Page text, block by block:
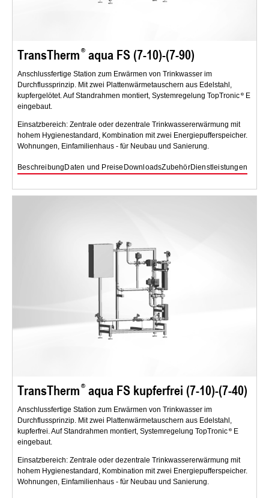
TransTherm aqua FS (7-10)-(7-90)
Anschlussfertige Station zum Erwärmen von Trinkwasser im
Durchflussprinzip. Mit zwei Plattenwärmetauschern aus Edelstahl,
kupfergelötet. Auf Standrahmen montiert, Systemregelung TopTronic
E
eingebaut.
Einsatzbereich: Zentrale oder dezentrale Trinkwassererwärmung mit
hohem Hygienestandard, Kombination mit zwei Energiepufferspeicher.
Wohnungen, Einfamilienhaus - für Neubau und Sanierung.
Beschreibung Daten und Preise DownloadsZubehörDienstleistungen
TransTherm aqua FS kupferfrei (7-10)-(7-40)
Anschlussfertige Station zum Erwärmen von Trinkwasser im
Durchflussprinzip. Mit zwei Plattenwärmetauschern aus Edelstahl,
kupferfrei. Auf Standrahmen montiert, Systemregelung TopTronic
E
eingebaut.
Einsatzbereich: Zentrale oder dezentrale Trinkwassererwärmung mit
hohem Hygienestandard, Kombination mit zwei Energiepufferspeicher.
Wohnungen, Einfamilienhaus - für Neubau und Sanierung.